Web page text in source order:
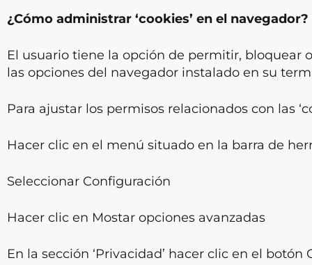
¿Cómo administrar ‘cookies’ en el navegador?
El usuario tiene la opción de permitir, bloquear
las opciones del navegador instalado en su
Para ajustar los permisos relacionados con las
Hacer clic en el menú situado en la barra de
Seleccionar Configuración
Hacer clic en Mostar opciones avanzadas
En la sección ‘Privacidad’ hacer clic en el